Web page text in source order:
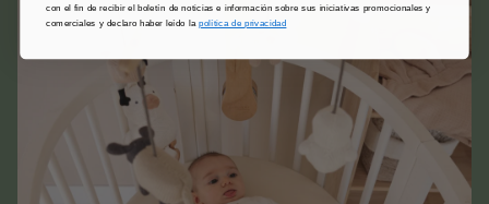
con el fin de recibir el boletín de noticias e información sobre sus iniciativas promocionales y
comerciales y declaro haber leído la política de privacidad